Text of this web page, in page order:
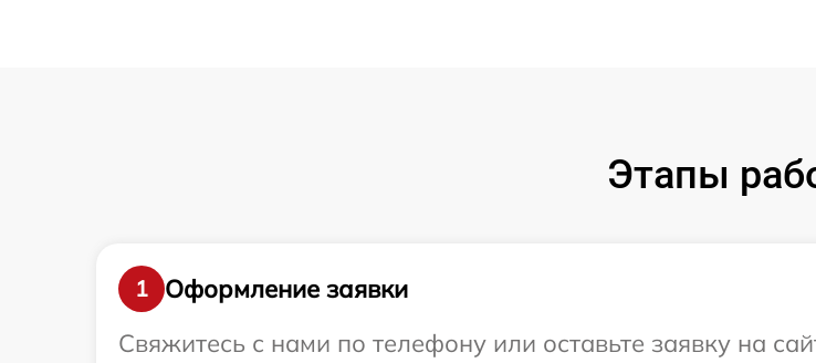
Этапы
1
Оформление заявки
Свяжитесь с нами по телефону или оставьте заявку на